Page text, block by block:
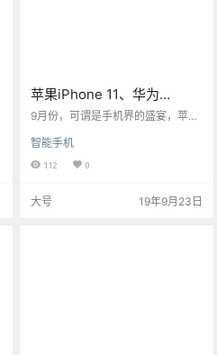
苹果iPhone 11、华为
Mate30/Pro 5G等发布 下一
9月份，可谓是手机界的盛宴，苹果
iPhone 11 Pro Max三款新机，华为
发布了Mate30、Mate30 Pro双旗
5G和小米MIX Alpha 5G手机，小米
智能手机
112 0
大号 19年9月23日